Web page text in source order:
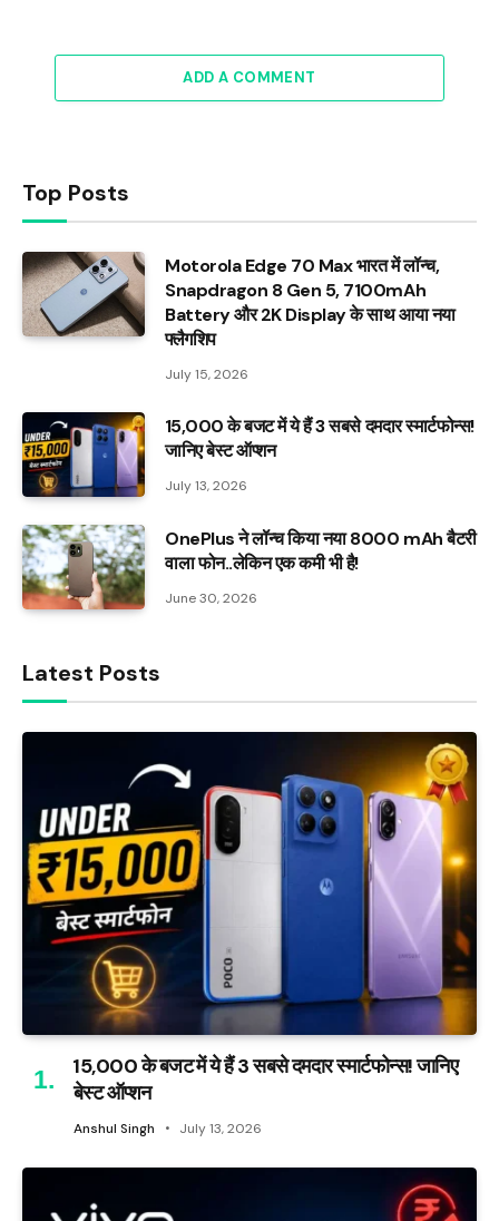
ADD A COMMENT
Top Posts
Motorola Edge 70 Max भारत में लॉन्च,
Snapdragon 8 Gen 5, 7100mAh
Battery और 2K Display के साथ आया नया
फ्लैगशिप
July 15, 2026
₹15,000 के बजट में ये हैं 3 सबसे दमदार स्मार्टफोन्स!
जानिए बेस्ट ऑप्शन
July 13, 2026
OnePlus ने लॉन्च किया नया 8000 mAh बैटरी
वाला फोन..लेकिन एक कमी भी है!
June 30, 2026
Latest Posts
₹15,000 के बजट में ये हैं 3 सबसे दमदार स्मार्टफोन्स! जानिए
बेस्ट ऑप्शन
Anshul Singh July 13, 2026